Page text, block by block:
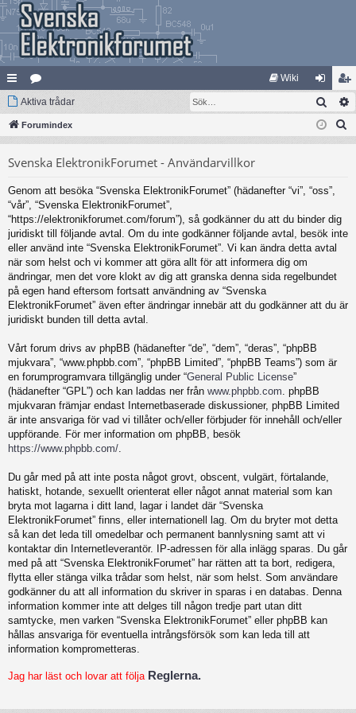
na
bb
ar
at
eg
Wiki
og
ga
li
m
Aktiva trådar Sök
Forumindex
Svenska ElektronikForumet - Användarvillkor
Genom att besöka “Svenska ElektronikForumet” (hädanefter “vi”, “oss”,
“vår”, “Svenska ElektronikForumet”,
“https://elektronikforumet.com/forum”), så godkänner du att du binder dig
juridiskt till följande avtal. Om du inte godkänner följande avtal, besök inte
eller använd inte “Svenska ElektronikForumet”. Vi kan ändra detta avtal
när som helst och vi kommer att göra allt för att informera dig om
ändringar, men det vore klokt av dig att granska denna sida regelbundet
på egen hand eftersom fortsatt användning av “Svenska
ElektronikForumet” även efter ändringar innebär att du godkänner att du är
juridiskt bunden till detta avtal.
Vårt forum drivs av phpBB (hädanefter “de”, “dem”, “deras”, “phpBB
mjukvara”, “www.phpbb.com”, “phpBB Limited”, “phpBB Teams”) som är
en forumprogramvara tillgänglig under “General Public License”
(hädanefter “GPL”) och kan laddas ner från www.phpbb.com . phpBB
mjukvaran främjar endast Internetbaserade diskussioner, phpBB Limited
är inte ansvariga för vad vi tillåter och/eller förbjuder för innehåll och/eller
uppförande. För mer information om phpBB, besök
https://www.phpbb.com/
Du går med på att inte posta något grovt, obscent, vulgärt, förtalande,
hatiskt, hotande, sexuellt orienterat eller något annat material som kan
bryta mot lagarna i ditt land, lagar i landet där “Svenska
ElektronikForumet” finns, eller internationell lag. Om du bryter mot detta
så kan det leda till omedelbar och permanent bannlysning samt att vi
kontaktar din Internetleverantör. IP-adressen för alla inlägg sparas. Du går
med på att “Svenska ElektronikForumet” har rätten att ta bort, redigera,
flytta eller stänga vilka trådar som helst, när som helst. Som användare
godkänner du att all information du skriver in sparas i en databas. Denna
information kommer inte att delges till någon tredje part utan ditt
samtycke, men varken “Svenska ElektronikForumet” eller phpBB kan
hållas ansvariga för eventuella intrångsförsök som kan leda till att
information komprometteras.
Jag har läst och lovar att följa Reglerna.